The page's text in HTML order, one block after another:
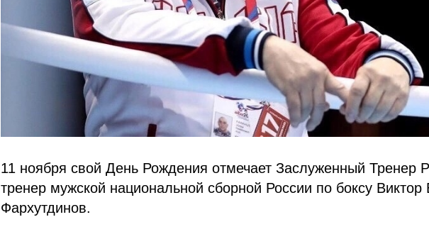
11 ноября свой День Рождения отмечает Заслуженный Тренер
тренер мужской национальной сборной России по боксу Виктор
Фархутдинов.